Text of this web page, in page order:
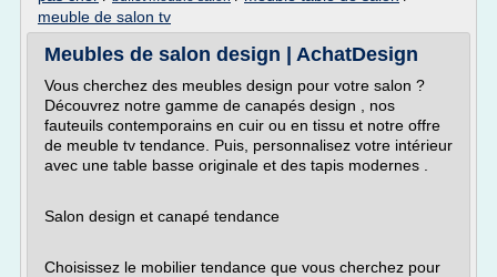
meuble de salon tv
Meubles de salon design | AchatDesign
Vous cherchez des meubles design pour votre salon ?
Découvrez notre gamme de canapés design , nos
fauteuils contemporains en cuir ou en tissu et notre offre
de meuble tv tendance. Puis, personnalisez votre intérieur
avec une table basse originale et des tapis modernes .
Salon design et canapé tendance
Choisissez le mobilier tendance que vous cherchez pour